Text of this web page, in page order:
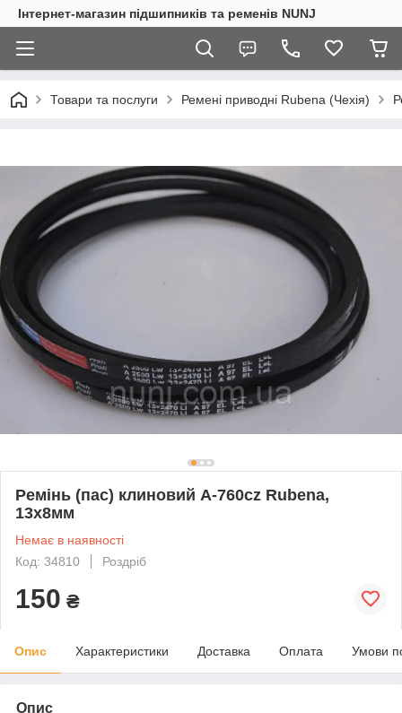
Інтернет-магазин підшипників та ременів NUNJ
Товари та послуги Ремені приводні Rubena (Чехія)
Ремінь (пас) клиновий A-760cz Rubena,
13х8мм
Немає в наявності
Код: 34810
Роздріб
150 ₴
Опис Характеристики Доставка Оплата Умови
Опис